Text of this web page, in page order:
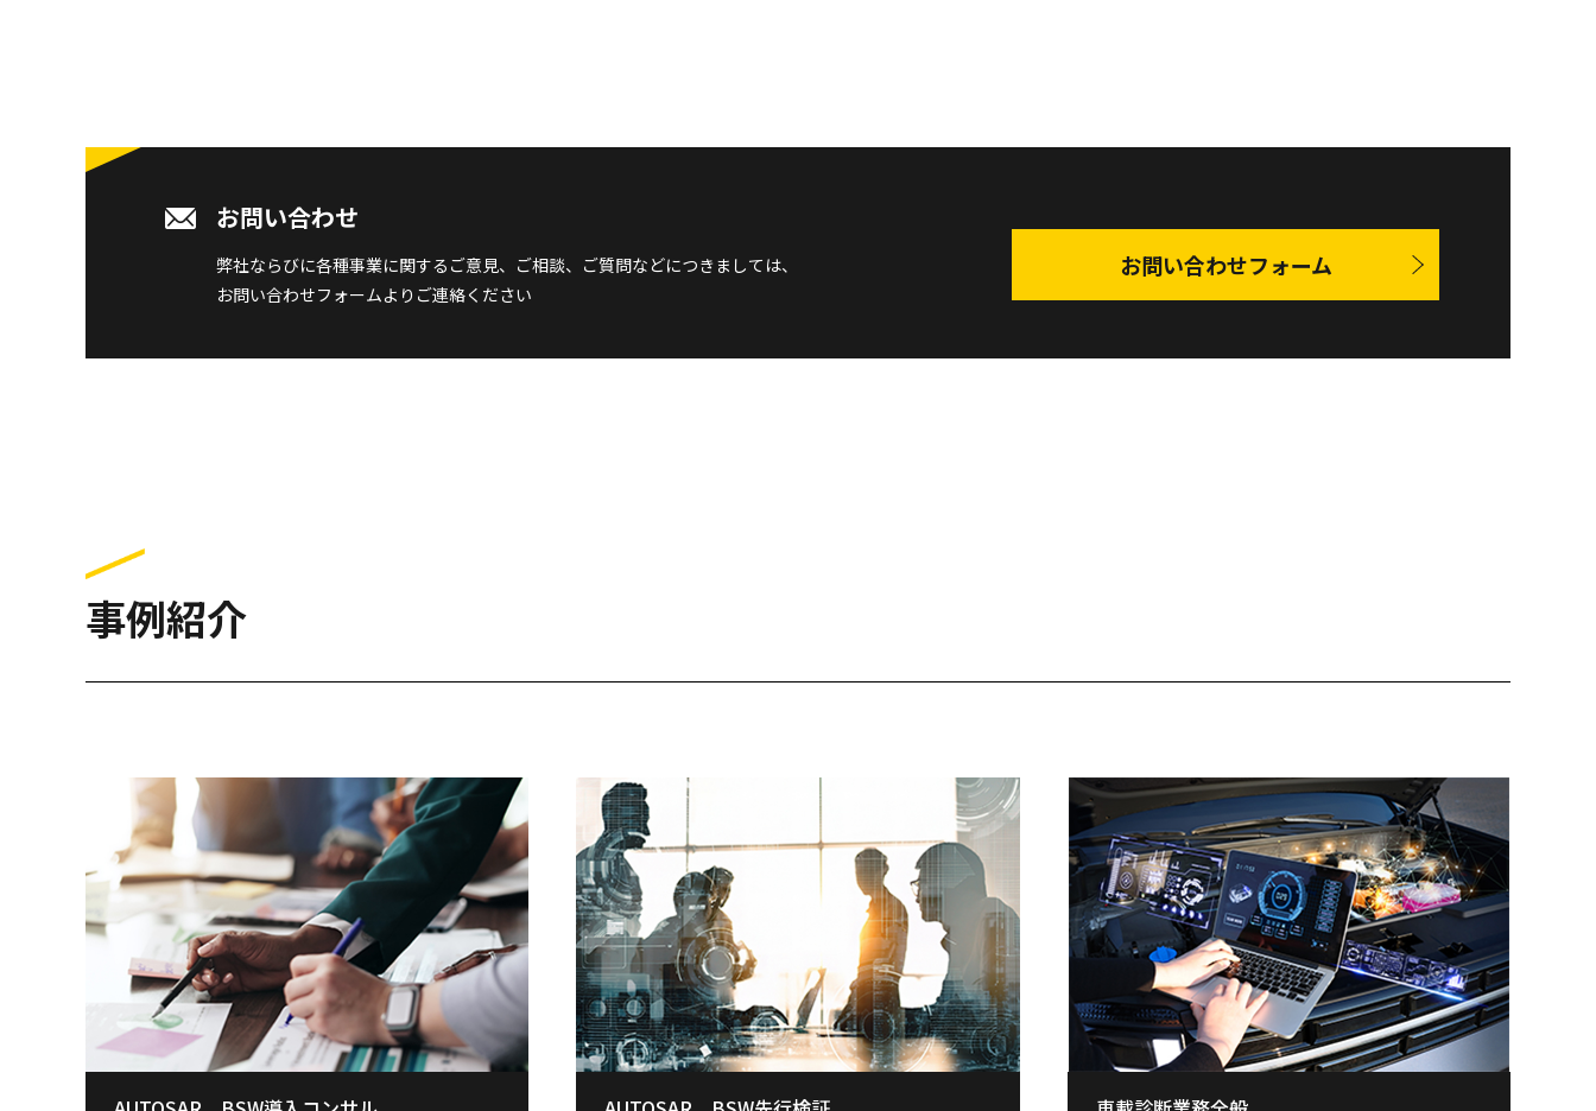
お問い合わせ
弊社ならびに各種事業に関するご意見、ご相談、ご質問などにつきましては、
お問い合わせフォームよりご連絡ください
お問い合わせフォーム
事例紹介